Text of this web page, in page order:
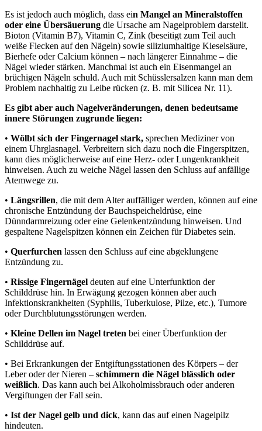
Es ist jedoch auch möglich, dass ein Mangel an Mineralstoffen
oder eine Übersäuerung die Ursache am Nagelproblem darstellt.
Bioton (Vitamin B7), Vitamin C, Zink (beseitigt zum Teil auch
weiße Flecken auf den Nägeln) sowie siliziumhaltige Kieselsäure,
Bierhefe oder Calcium können – nach längerer Einnahme – die
Nägel wieder stärken. Manchmal ist auch ein Eisenmangel an
brüchigen Nägeln schuld. Auch mit Schüsslersalzen kann man dem
Problem nachhaltig zu Leibe rücken (z. B. mit Silicea Nr. 11).
Es gibt aber auch Nagelveränderungen, denen bedeutsame
innere Störungen zugrunde liegen:
• Wölbt sich der Fingernagel stark, sprechen Mediziner von
einem Uhrglasnagel. Verbreitern sich dazu noch die Fingerspitzen,
kann dies möglicherweise auf eine Herz- oder Lungenkrankheit
hinweisen. Auch zu weiche Nägel lassen den Schluss auf anfällige
Atemwege zu.
• Längsrillen, die mit dem Alter auffälliger werden, können auf eine
chronische Entzündung der Bauchspeicheldrüse, eine
Dünndarmreizung oder eine Gelenkentzündung hinweisen. Und
gespaltene Nagelspitzen können ein Zeichen für Diabetes sein.
• Querfurchen lassen den Schluss auf eine abgeklungene
Entzündung zu.
• Rissige Fingernägel deuten auf eine Unterfunktion der
Schilddrüse hin. In Erwägung gezogen können aber auch
Infektionskrankheiten (Syphilis, Tuberkulose, Pilze, etc.), Tumore
oder Durchblutungsstörungen werden.
• Kleine Dellen im Nagel treten bei einer Überfunktion der
Schilddrüse auf.
• Bei Erkrankungen der Entgiftungsstationen des Körpers – der
Leber oder der Nieren – schimmern die Nägel blässlich oder
weißlich. Das kann auch bei Alkoholmissbrauch oder anderen
Vergiftungen der Fall sein.
• Ist der Nagel gelb und dick, kann das auf einen Nagelpilz
hindeuten.